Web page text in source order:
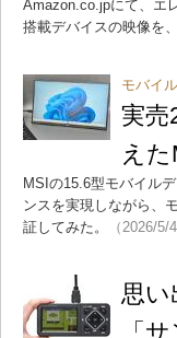
Amazon.co.jpにて、エ
搭載デバイスの映像を
モバイ
実
え
MSIの15.6型モバイル
ンスを実現しながら、
証してみた。
（2026/5/4
思
「